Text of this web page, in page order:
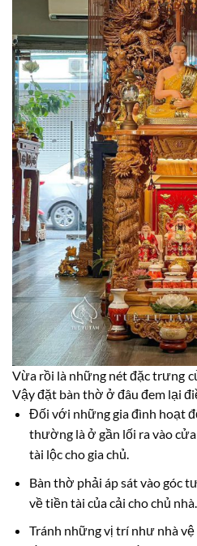
Vừa rồi là những nét đặc trưng
Vậy đặt bàn thờ ở đâu đem lại
Đối với những gia đình hoạt
thường là ở gần lối ra vào
tài lộc cho gia chủ.
Bàn thờ phải áp sát vào góc
về tiền tài của cải cho chủ nhà.
Tránh những vị trí như nhà